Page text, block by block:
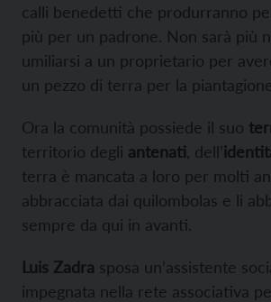
calli benedetti che produrranno
più per un padrone. Non sarà più
umiliarsi a un proprietario per
un pezzo di terra per la
Ora la comunità possiede il suo
territorio degli antenati , dell’
terra è mancata a loro per molti
abbracciata dai quilombolas e li
sempre da qui in avanti.
Luis Zadra sposa un’assistente
impegnata nella rete associativa